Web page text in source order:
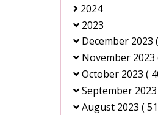
2024
2023
December 2023
November 2023
October 2023 (
September 2023
August 2023 (